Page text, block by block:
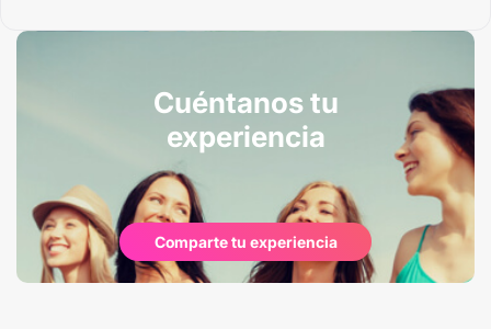
Cuéntanos tu
experiencia
Comparte tu experiencia